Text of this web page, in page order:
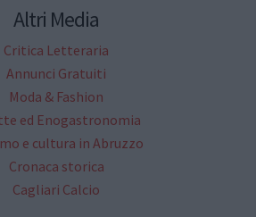
Altri Media
Critica Letteraria
Annunci Gratuiti
Moda & Fashion
ed Enogastronomia
e cultura in Abruzzo
Cronaca storica
Cagliari Calcio